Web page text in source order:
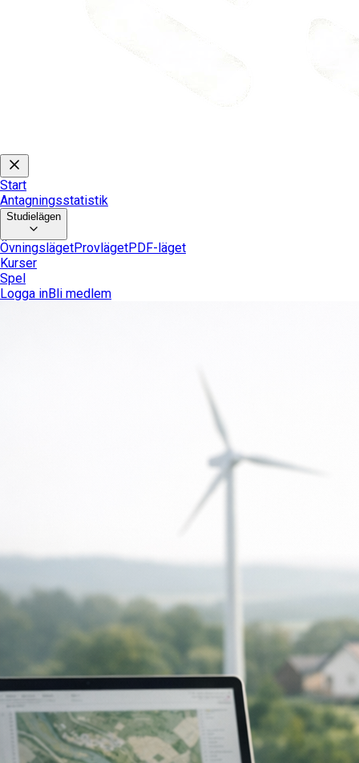
Start
Antagningsstatistik
Studielägen
ÖvningslägetProvlägetPDF-läget
Kurser
Spel
Logga inBli medlem